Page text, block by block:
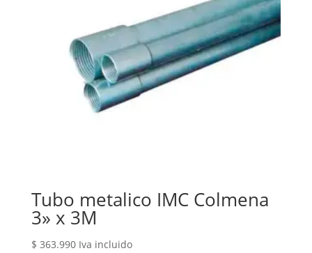
Tubo metalico IMC Colmena
3» x 3M
$ 363.990 Iva incluido